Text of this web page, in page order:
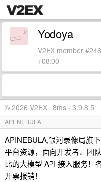
Yodoya
V2EX member
+08:00
© 2026 V2EX · 8ms · 3.9.8.5
APENEBULA
APINEBULA,银河录像局旗
平台资源，面向开发者、团
比的大模型 API 接入服务！
开票报销！